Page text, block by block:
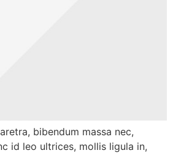
bibendum massa nec,
id leo ultrices, mollis ligula in,